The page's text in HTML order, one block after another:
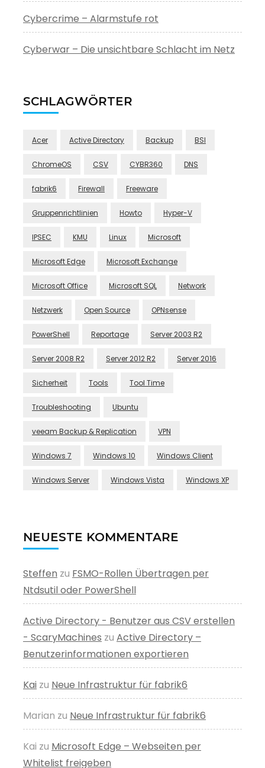
Cybercrime – Alarmstufe rot
Cyberwar – Die unsichtbare Schlacht im Netz
SCHLAGWÖRTER
Acer Active Directory Backup BSI
ChromeOS CSV CYBR360 DNS
fabrik6 Firewall Freeware
Gruppenrichtlinien Howto Hyper-V
IPSEC KMU Linux Microsoft
Microsoft Edge Microsoft Exchange
Microsoft Office Microsoft SQL Network
Netzwerk Open Source OPNsense
PowerShell Reportage Server 2003 R2
Server 2008 R2 Server 2012 R2 Server 2016
Sicherheit Tools Tool Time
Troubleshooting Ubuntu
veeam Backup & Replication VPN
Windows 7 Windows 10 Windows Client
Windows Server Windows Vista Windows XP
NEUESTE KOMMENTARE
Steffen zu FSMO-Rollen Übertragen per
Ntdsutil oder PowerShell
Active Directory - Benutzer aus CSV erstellen
- ScaryMachines zu Active Directory –
Benutzerinformationen exportieren
Kai zu Neue Infrastruktur für fabrik6
Marian zu Neue Infrastruktur für fabrik6
Kai zu Microsoft Edge – Webseiten per
Whitelist freigeben